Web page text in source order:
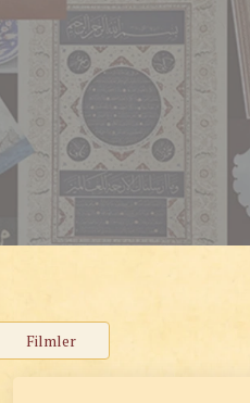
Filmler